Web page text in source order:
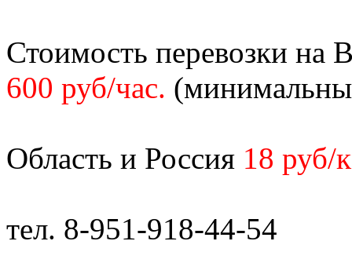
Стоимость перевозки на
600 руб/час.
Область и Россия 18 руб/
тел. 8-951-918-44-54